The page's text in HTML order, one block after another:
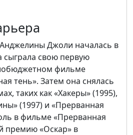
Джоли началась в
сыграла свою первую
фильме
тень». Затем она снялась
таких как «Хакеры» (1995),
(1997) и «Прерванная
в фильме «Прерванная
премию «Оскар» в